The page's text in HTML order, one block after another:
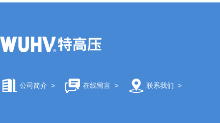
公司简介 > 在线留言> 联系我们 >